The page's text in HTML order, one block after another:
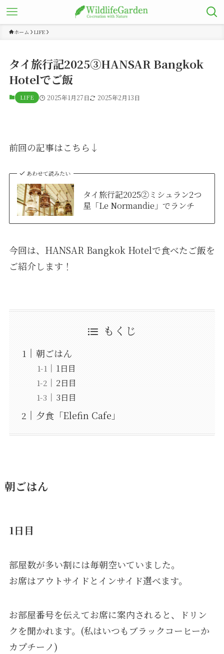
ホーム LIFE
タイ旅行記2025③HANSAR Bangkok
Hotelでご飯
LIFE 2025年1月27日 2025年2月13日
前回の記事はこちら↓
あわせて読みたい
タイ旅行記2025②ミシュラン2つ
星「Le Normandie」でランチ
今回は、HANSAR Bangkok Hotelで食べたご飯を
ご紹介します！
もくじ
朝ごはん
1日目
2日目
3日目
夕食「Elefin Cafe」
朝ごはん
1日目
部屋数が多い割には毎朝空いていました。
お席はアウトサイドとインサイド選べます。
お部屋番号を伝えてお席に案内されると、ドリン
クを聞かれます。(私はいつもブラックコーヒーか
カプチーノ)